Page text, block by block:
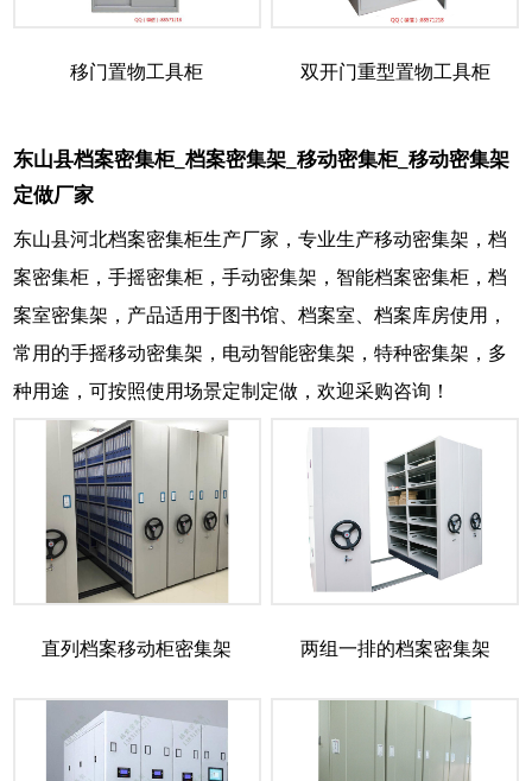
移门置物工具柜 双开门重型置物工具柜
东山县档案密集柜_档案密集架_移动密集柜_移动密集架
定做厂家
东山县河北档案密集柜生产厂家，专业生产移动密集架，档
案密集柜，手摇密集柜，手动密集架，智能档案密集柜，档
案室密集架，产品适用于图书馆、档案室、档案库房使用，
常用的手摇移动密集架，电动智能密集架，特种密集架，多
种用途，可按照使用场景定制定做，欢迎采购咨询！
直列档案移动柜密集架 两组一排的档案密集架